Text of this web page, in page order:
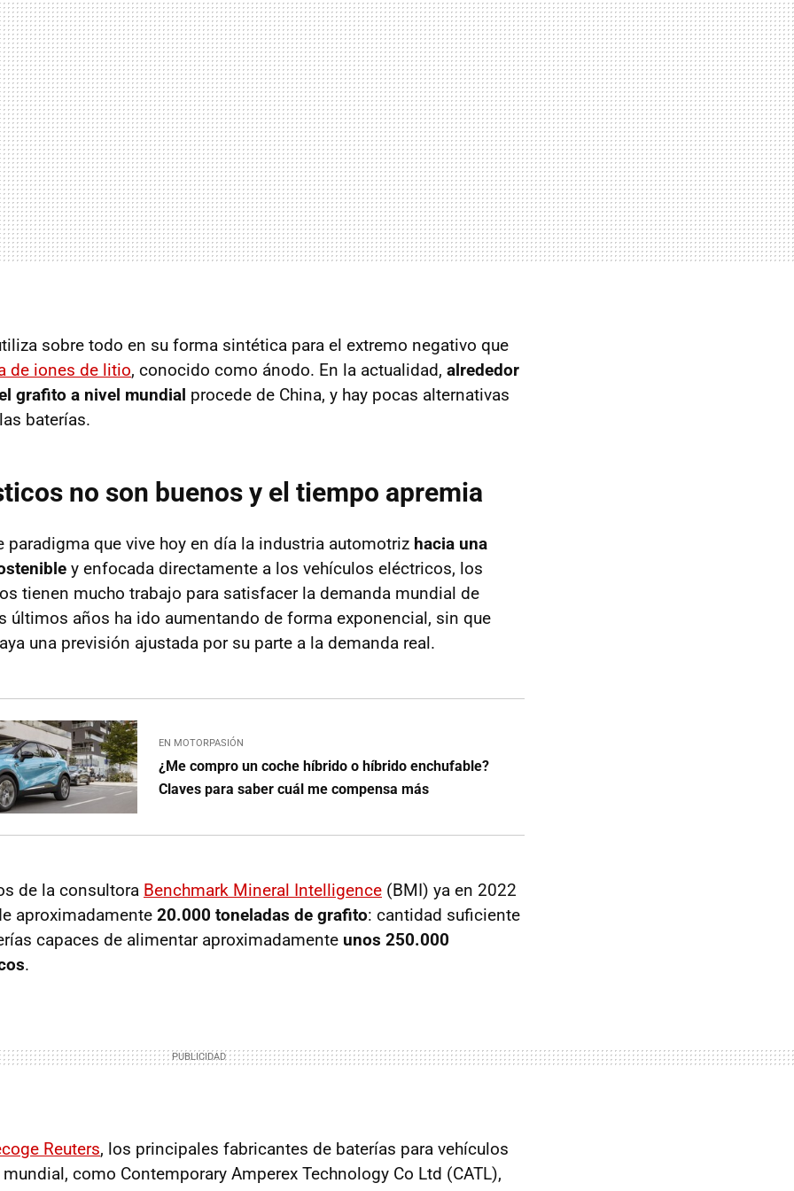
sobre todo en su forma sintética para el extremo negativo que
de iones de litio, conocido como ánodo. En la actualidad, alrededor
grafito a nivel mundial procede de China, y hay pocas alternativas
baterías.
no son buenos y el tiempo apremia
paradigma que vive hoy en día la industria automotriz hacia una
y enfocada directamente a los vehículos eléctricos, los
tienen mucho trabajo para satisfacer la demanda mundial de
últimos años ha ido aumentando de forma exponencial, sin que
una previsión ajustada por su parte a la demanda real.
EN MOTORPASIÓN
¿Me compro un coche híbrido o híbrido enchufable?
Claves para saber cuál me compensa más
de la consultora Benchmark Mineral Intelligence (BMI) ya en 2022
aproximadamente 20.000 toneladas de grafito: cantidad suficiente
capaces de alimentar aproximadamente unos 250.000
.
Reuters, los principales fabricantes de baterías para vehículos
como Contemporary Amperex Technology Co Ltd (CATL),